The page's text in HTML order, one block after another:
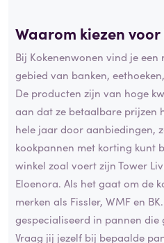
Waarom kiezen
Bij Kokenenwonen vind je
gebied van banken,
De producten zijn van hoge
aan dat ze betaalbare prijzen
hele jaar door aanbiedingen,
kookpannen met korting kunt
winkel zoal voert zijn Tower
Eloenora. Als het gaat om de
merken als Fissler, WMF en
gespecialiseerd in pannen
Vraag jij jezelf bij bepaalde